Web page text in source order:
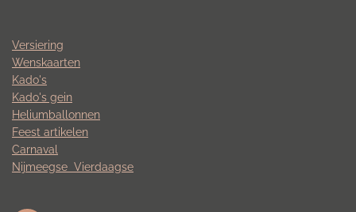
Versiering
Wenskaarten
Kado's
Kado's gein
Heliumballonnen
Feest artikelen
Carnaval
Nijmeegse Vierdaagse